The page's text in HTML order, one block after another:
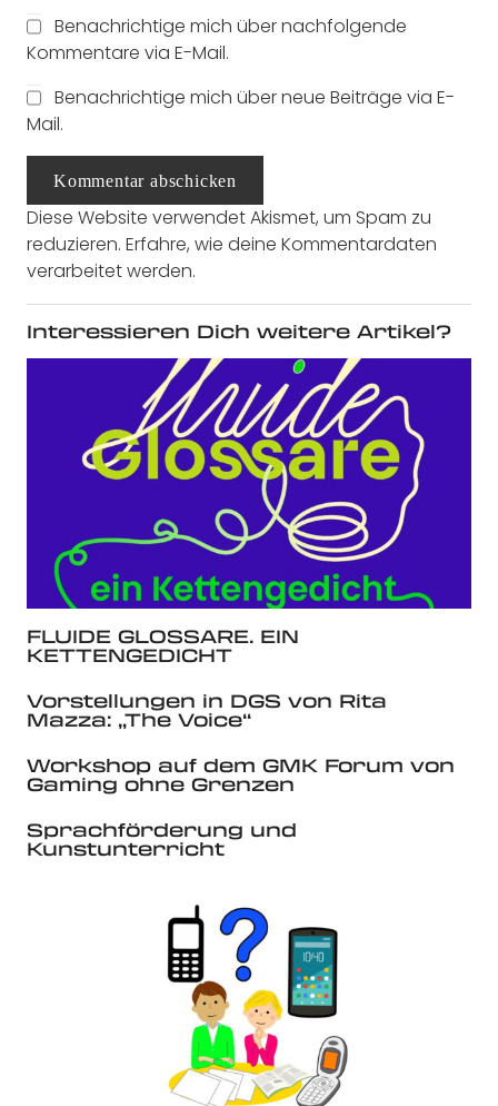
Benachrichtige mich über nachfolgende
Kommentare via E-Mail.
Benachrichtige mich über neue Beiträge via E-
Mail.
Kommentar abschicken
Diese Website verwendet Akismet, um Spam zu
reduzieren. Erfahre, wie deine Kommentardaten
verarbeitet werden.
Interessieren Dich weitere Artikel?
FLUIDE GLOSSARE. EIN
KETTENGEDICHT
Vorstellungen in DGS von Rita
Mazza: „The Voice“
Workshop auf dem GMK Forum von
Gaming ohne Grenzen
Sprachförderung und
Kunstunterricht